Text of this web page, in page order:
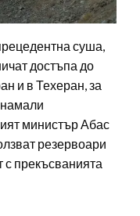
суша,
достъпа до
и в Техеран, за
министър Абас
резервоари
с прекъсванията